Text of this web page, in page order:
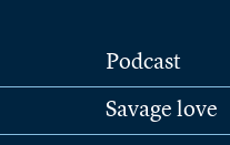
Podcast
Savage love